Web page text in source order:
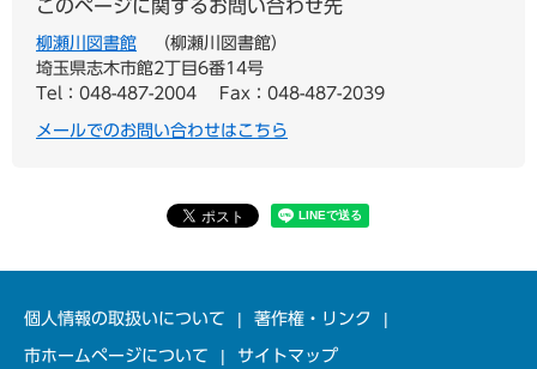
このページに関するお問い合わせ先
柳瀬川図書館
柳瀬川図書館
埼玉県志木市館2丁目6番14号
Tel：048-487-2004
Fax：048-487-2039
メールでのお問い合わせはこちら
個人情報の取扱いについて 著作権・リンク
市ホームページについて サイトマップ